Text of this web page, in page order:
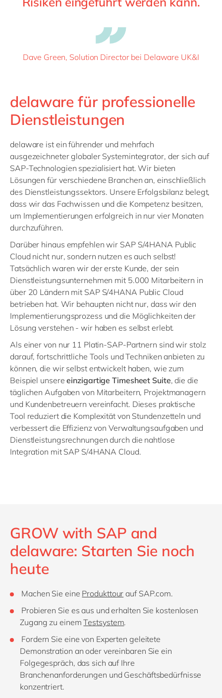
Dave Green, Solution Director bei Delaware UK&I
delaware für professionelle
Dienstleistungen
delaware ist ein führender und mehrfach
ausgezeichneter globaler Systemintegrator, der sich auf
SAP-Technologien spezialisiert hat. Wir bieten
Lösungen für verschiedene Branchen an, einschließlich
des Dienstleistungssektors. Unsere Erfolgsbilanz belegt,
dass wir das Fachwissen und die Kompetenz besitzen,
um Implementierungen erfolgreich in nur vier Monaten
durchzuführen.
Darüber hinaus empfehlen wir SAP S/4HANA Public
Cloud nicht nur, sondern nutzen es auch selbst!
Tatsächlich waren wir der erste Kunde, der sein
Dienstleistungsunternehmen mit 5.000 Mitarbeitern in
über 20 Ländern mit SAP S/4HANA Public Cloud
betrieben hat. Wir behaupten nicht nur, dass wir den
Implementierungsprozess und die Möglichkeiten der
Lösung verstehen - wir haben es selbst erlebt.
Als einer von nur 11 Platin-SAP-Partnern sind wir stolz
darauf, fortschrittliche Tools und Techniken anbieten zu
können, die wir selbst entwickelt haben, wie zum
Beispiel unsere einzigartige Timesheet Suite, die die
täglichen Aufgaben von Mitarbeitern, Projektmanagern
und Kundenbetreuern vereinfacht. Dieses praktische
Tool reduziert die Komplexität von Stundenzetteln und
verbessert die Effizienz von Verwaltungsaufgaben und
Dienstleistungsrechnungen durch die nahtlose
Integration mit SAP S/4HANA Cloud.
GROW with SAP and
delaware: Starten Sie noch
heute
Machen Sie eine Produkttour auf SAP.com.
Probieren Sie es aus und erhalten Sie kostenlosen
Zugang zu einemTestsystem.
Fordern Sie eine von Experten geleitete
Demonstration an oder vereinbaren Sie ein
Folgegespräch, das sich auf Ihre
Branchenanforderungen und Geschäftsbedürfnisse
konzentriert.